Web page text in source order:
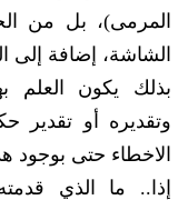
المرمى)، بل من
الشاشة، إضافة إلى
بذلك يكون العلم
وتقديره أو تقدير
الاخطاء حتى بوجود
إذا.. ما الذي